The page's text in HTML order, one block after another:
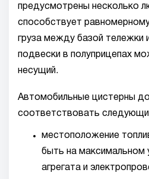
предусмотрены несколько
способствует
груза между базой тележки
подвески в полуприцепах
несущий.
Автомобильные цистерны
соответствовать
местоположение
быть на максимальном
агрегата и